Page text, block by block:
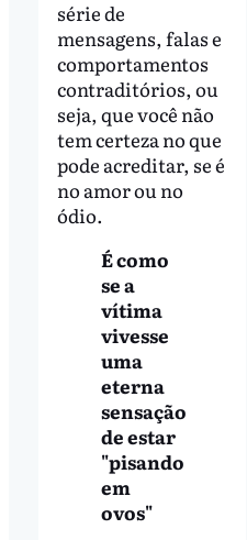
série de
mensagens, falas e
comportamentos
contraditórios, ou
seja, que você não
tem certeza no que
pode acreditar, se é
no amor ou no
ódio.
É como
se a
vítima
vivesse
uma
eterna
sensação
de estar
"pisando
em
ovos"